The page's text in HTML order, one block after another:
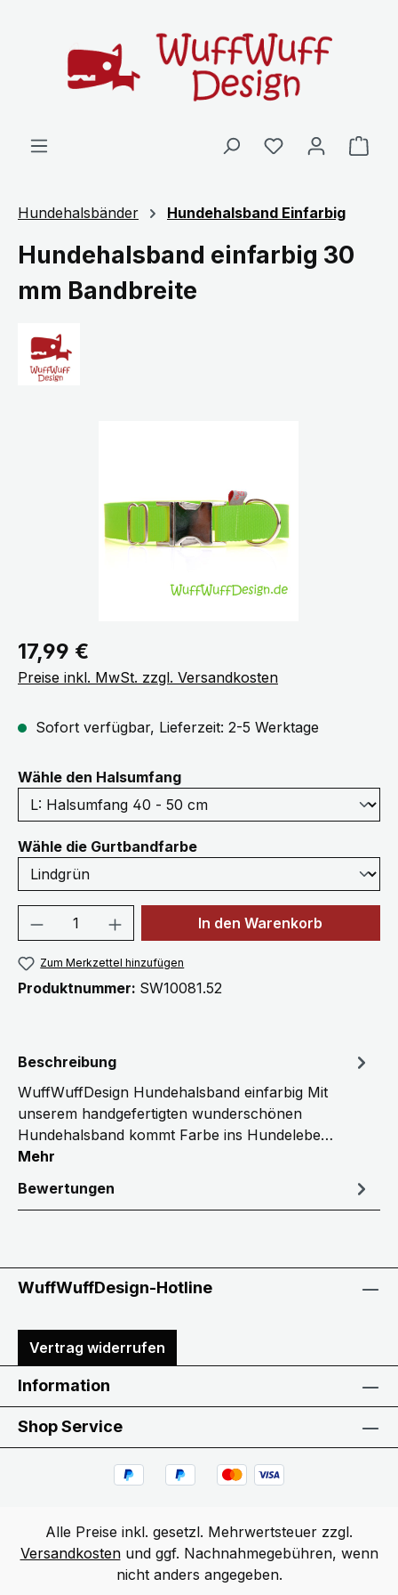
Hundehalsbänder Hundehalsband Einfarbig
Hundehalsband einfarbig 30
mm Bandbreite
Regulärer Preis:
17,99 €
Preise inkl. MwSt. zzgl. Versandkosten
Sofort verfügbar, Lieferzeit: 2-5 Werktage
Wähle den Halsumfangauswählen
Wähle die Gurtbandfarbeauswählen
Produkt Anzahl: Gib denIn den Warenkorb
Zum Merkzettel hinzufügen
Produktnummer: SW10081.52
Beschreibung
WuffWuffDesign Hundehalsband einfarbig Mit
unserem handgefertigten wunderschönen
Hundehalsband kommt Farbe ins Hundelebe…
Mehr
Bewertungen
WuffWuffDesign-Hotline
Vertrag widerrufen
Information
Shop Service
Alle Preise inkl. gesetzl. Mehrwertsteuer zzgl.
Versandkostenund ggf. Nachnahmegebühren, wenn
nicht anders angegeben.